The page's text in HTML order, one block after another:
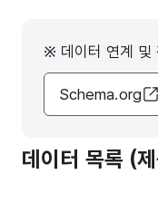
※ 데이터 연계 및
Schema.org
데이터 목록 (